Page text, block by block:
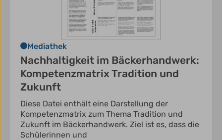
Mediathek
Nachhaltigkeit im Bäckerhandwerk:
Kompetenzmatrix Tradition und
Zukunft
Diese Datei enthält eine Darstellung der
Kompetenzmatrix zum Thema Tradition und
Zukunft im Bäckerhandwerk. Ziel ist es, dass die
Schülerinnen und